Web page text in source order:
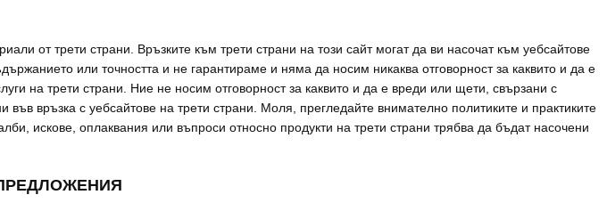
от трети страни. Връзките към трети страни на този сайт могат да ви насочат към уебсайтове
или точността и не гарантираме и няма да носим никаква отговорност за каквито и да е
на трети страни. Ние не носим отговорност за каквито и да е вреди или щети, свързани с
връзка с уебсайтове на трети страни. Моля, прегледайте внимателно политиките и практиките
искове, оплаквания или въпроси относно продукти на трети страни трябва да бъдат насочени